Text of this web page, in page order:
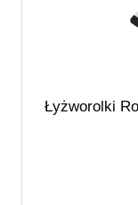
Łyżworolki